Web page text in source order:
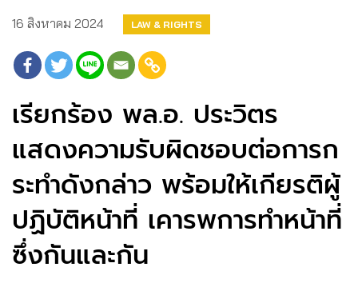
16 สิงหาคม 2024 LAW & RIGHTS
เรียกร้อง พล.อ. ประวิตร
แสดงความรับผิดชอบต่อการก
ระทำดังกล่าว พร้อมให้เกียรติผู้
ปฏิบัติหน้าที่ เคารพการทำหน้าที่
ซึ่งกันและกัน